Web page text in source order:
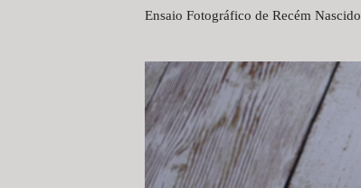
Ensaio Fotográfico de Recém Nascido